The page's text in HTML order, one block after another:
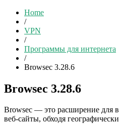
Home
/
VPN
/
Программы для интернета
/
Browsec 3.28.6
Browsec 3.28.6
Browsec — это расширение для
веб-сайты, обходя